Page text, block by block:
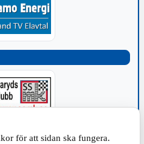
för att sidan ska fungera.